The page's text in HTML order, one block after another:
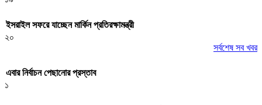
ইসরাইল সফরে যাচ্ছেন মার্কিন প্রতিরক্ষামন্ত্রী
২০
সর্বশেষ সব খবর
এবার নির্বাচন পেছানোর প্রস্তাব
১